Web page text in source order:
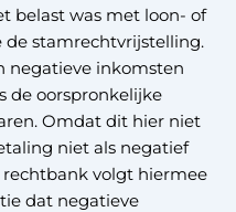
belast was met loon- of
stamrechtvrijstelling.
negatieve inkomsten
de oorspronkelijke
Omdat dit hier niet
niet als negatief
volgt hiermee
dat negatieve